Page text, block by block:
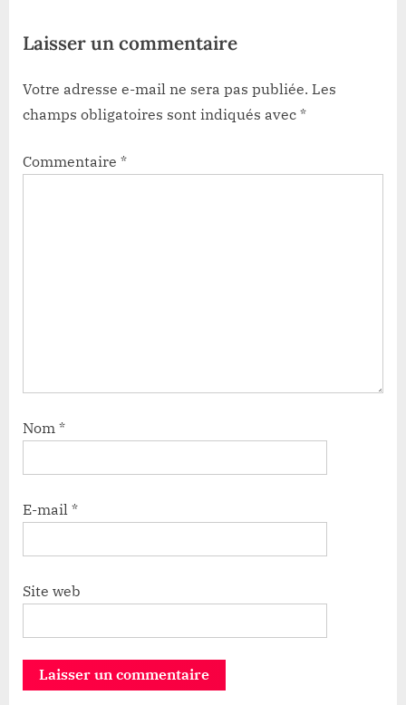
Laisser un commentaire
Votre adresse e-mail ne sera pas publiée. Les
champs obligatoires sont indiqués avec *
Commentaire *
Nom *
E-mail *
Site web